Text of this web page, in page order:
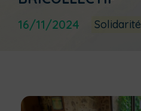
16/11/2024 Solidarité